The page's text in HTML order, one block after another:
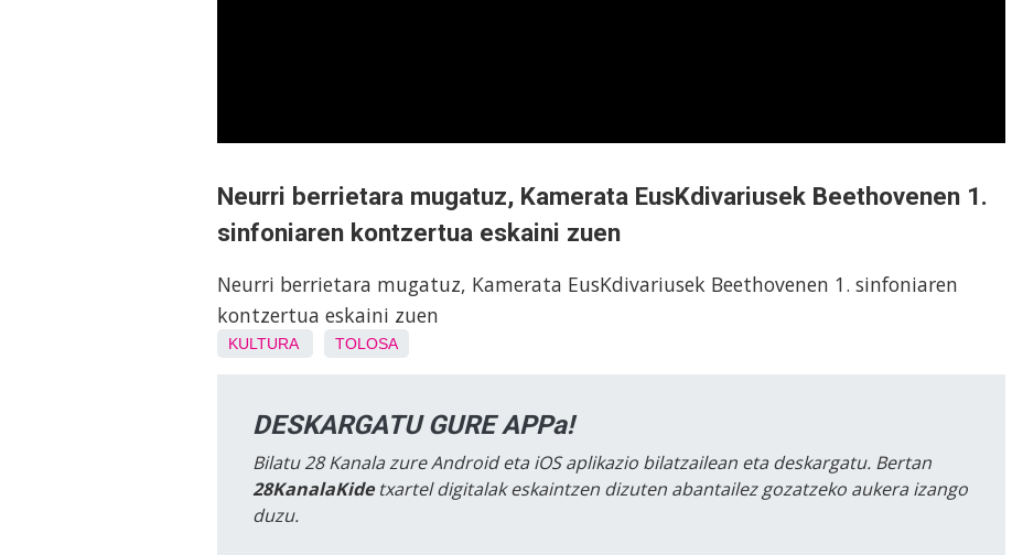
Neurri berrietara mugatuz, Kamerata EusKdivariusek Beethovenen 1.
sinfoniaren kontzertua eskaini zuen
Neurri berrietara mugatuz, Kamerata EusKdivariusek Beethovenen 1. sinfoniaren
kontzertua eskaini zuen
KULTURA TOLOSA
DESKARGATU GURE APPa!
Bilatu 28 Kanala zure Android eta iOS aplikazio bilatzailean eta deskargatu. Bertan
28KanalaKidetxartel digitalak eskaintzen dizuten abantailez gozatzeko aukera izango
duzu.